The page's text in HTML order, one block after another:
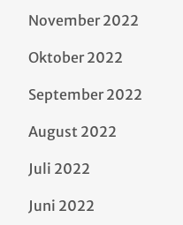
November 2022
Oktober 2022
September 2022
August 2022
Juli 2022
Juni 2022